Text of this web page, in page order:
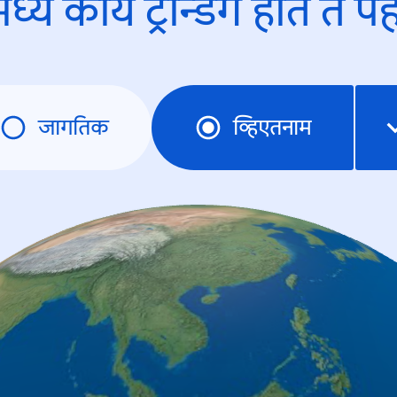
काय ट्रेन्डिंंग होते ते
जागतिक व्हिएतनाम